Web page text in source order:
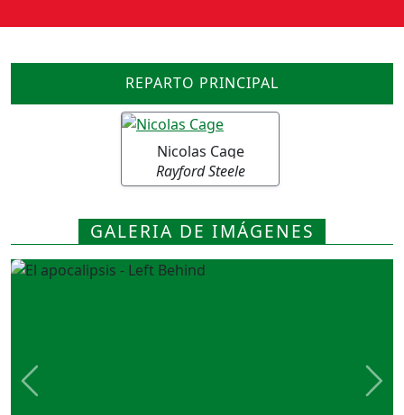
REPARTO PRINCIPAL
Nicolas Cage
Rayford Steele
GALERIA DE IMÁGENES
Previous Next